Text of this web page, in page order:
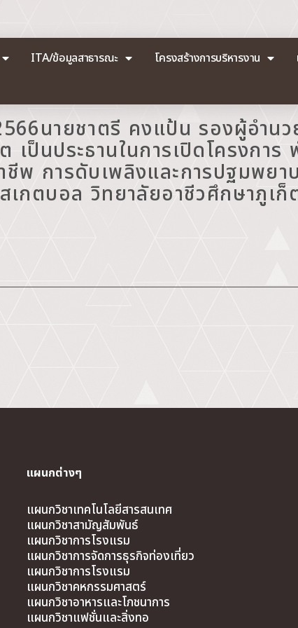
ITA/ข้อมูลสาธารณะ โครงสร้างการบริหารงาน
นายชาตรี คงแป้น รองผู้อำนว
เป็นประธานในการเปิดโครงกา
ชีพ การดับเพลิงและการปฐมพย
เกตบอล วิทยาลัยอาชีวศึกษาภูเก็
แผนกต่างๆ
แผนกวิชาเทคโนโลยีสารสนเทศ
แผนกวิชาสามัญสัมพันธ์
แผนกวิชาการโรงแรม
แผนกวิชาการจัดการธุรกิจท่องเที่ยว
แผนกวิชาการโรงแรม
แผนกวิชาคหกรรมศาสตร์
แผนกวิชาอาหารและโภชนาการ
แผนกวิชาแฟชั่นและสิ่งทอ